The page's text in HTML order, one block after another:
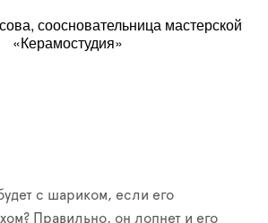
соосновательница мастерской
«Керамостудия»
с шариком, если его
Правильно, он лопнет и его